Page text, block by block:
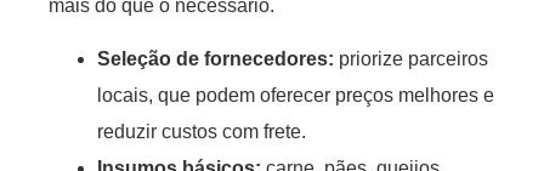
mais do que o necessário.
Seleção de fornecedores: priorize parceiros
locais, que podem oferecer preços melhores e
reduzir custos com frete.